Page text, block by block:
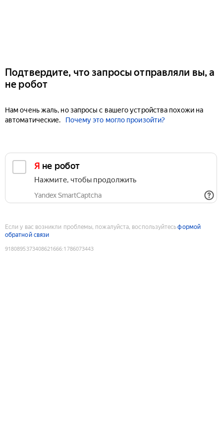
Подтвердите, что запросы отправляли вы, а
не робот
Нам очень жаль, но запросы с вашего устройства похожи на
автоматические.
Почему это могло произойти?
Я не робот
Нажмите, чтобы продолжить
Yandex SmartCaptcha
Если у вас возникли проблемы, пожалуйста, воспользуйтесьформой
обратной связи
9180895373408621666:1786073443